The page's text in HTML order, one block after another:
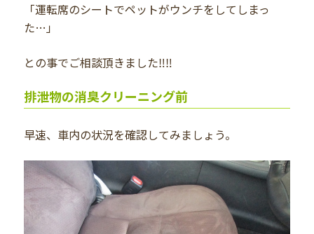
「運転席のシートでペットがウンチをしてしまっ
た…」
との事でご相談頂きました‼️‼️
排泄物の消臭クリーニング前
早速、車内の状況を確認してみましょう。